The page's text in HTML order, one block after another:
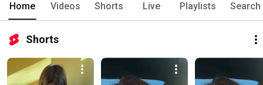
Home Videos Shorts Live Playlists Search
Shorts